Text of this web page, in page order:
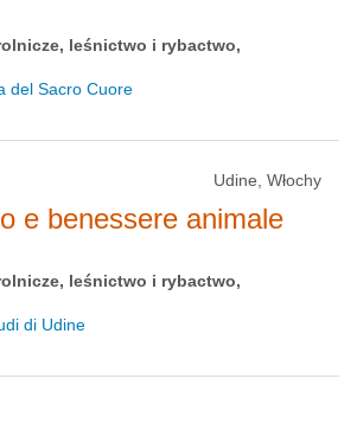
leśnictwo i rybactwo,
del Sacro Cuore
Udine, Włochy
e benessere animale
leśnictwo i rybactwo,
di Udine